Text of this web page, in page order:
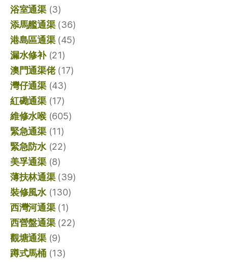
浴室通渠(3)
添馬艦通渠(36)
港島區通渠(45)
漏水修补(21)
澳門通渠佬(17)
灣仔通渠(43)
紅磡通渠(17)
維修水喉(605)
緊急通渠(11)
緊急防水(22)
美孚通渠(8)
薄扶林通渠(39)
裝修風水(130)
西灣河通渠(1)
西營盤通渠(22)
觀塘通渠(9)
蹲式馬桶(13)